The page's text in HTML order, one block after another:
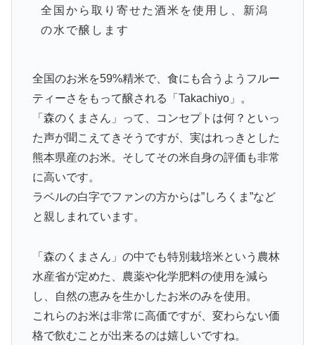
全国から取り寄せた酒米を使用し、新潟
の水で醸します
全国のお米を59%精米で、食にも合うようフルー
ティーさをもって醸される「Takachiyo」。
「森のくまさん」って、コンセプトは何？といっ
た声が聞こえてきそうですが、実はれっきとした
熊本県産のお米。そしてその米自身の評価も非常
に高いです。
ラベルの白字でファンの方からは”しろくま”など
と親しまれています。
「森のくまさん」の中でも特別栽培米という農林
水産省が定めた、農薬や化学肥料の使用を減ら
し、自然の恵みを生かしたお米のみを使用。
これらのお米は非常に高価ですが、変わらない価
格で飲むことが出来るのは嬉しいですね。